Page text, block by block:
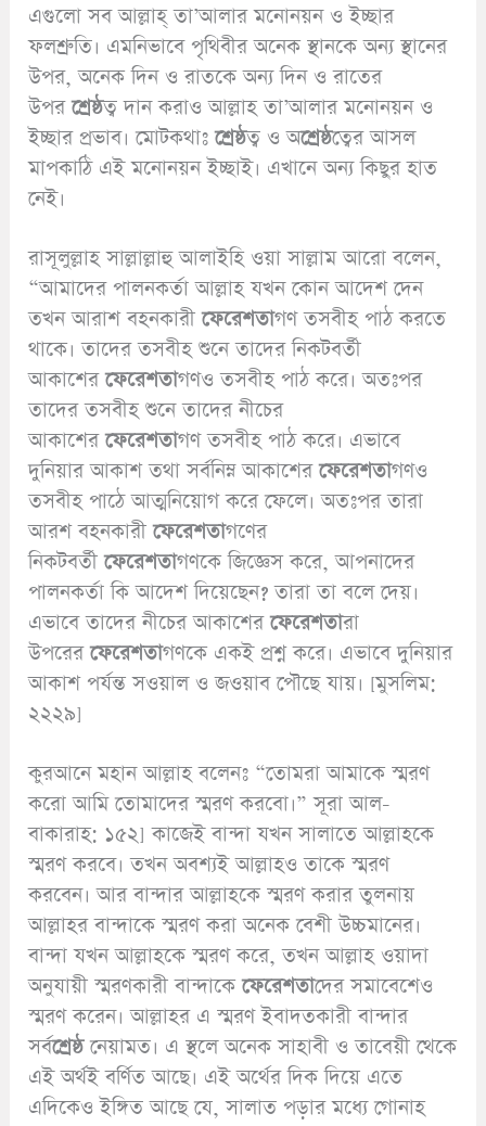
এগুলো সব আল্লাহ্ তা’আলার মনোনয়ন ও ইচ্ছার
ফলশ্রুতি। এমনিভাবে পৃথিবীর অনেক স্থানকে অন্য স্থানের
উপর, অনেক দিন ও রাতকে অন্য দিন ও রাতের
উপরশ্রেষ্ঠত্ব দান করাও আল্লাহ তা’আলার মনোনয়ন ও
ইচ্ছার প্রভাব। মোটকথাঃশ্রেষ্ঠত্ব ও অশ্রেষ্ঠত্বের আসল
মাপকাঠি এই মনোনয়ন ইচ্ছাই। এখানে অন্য কিছুর হাত
নেই।
রাসূলুল্লাহ সাল্লাল্লাহু আলাইহি ওয়া সাল্লাম আরো বলেন,
“আমাদের পালনকর্তা আল্লাহ যখন কোন আদেশ দেন
তখন আরাশ বহনকারীফেরেশতাগণ তসবীহ পাঠ করতে
থাকে। তাদের তসবীহ শুনে তাদের নিকটবর্তী
আকাশেরফেরেশতাগণও তসবীহ পাঠ করে। অতঃপর
তাদের তসবীহ শুনে তাদের নীচের
আকাশেরফেরেশতাগণ তসবীহ পাঠ করে। এভাবে
দুনিয়ার আকাশ তথা সর্বনিম্ন আকাশেরফেরেশতাগণও
তসবীহ পাঠে আত্মনিয়োগ করে ফেলে। অতঃপর তারা
আরশ বহনকারীফেরেশতাগণের
নিকটবর্তীফেরেশতাগণকে জিজ্ঞেস করে, আপনাদের
পালনকর্তা কি আদেশ দিয়েছেন? তারা তা বলে দেয়।
এভাবে তাদের নীচের আকাশেরফেরেশতারা
উপরেরফেরেশতাগণকে একই প্রশ্ন করে। এভাবে দুনিয়ার
আকাশ পর্যন্ত সওয়াল ও জওয়াব পৌছে যায়। [মুসলিম:
২২২৯]
কুরআনে মহান আল্লাহ বলেনঃ “তোমরা আমাকে স্মরণ
করো আমি তোমাদের স্মরণ করবো।” সূরা আল-
বাকারাহ: ১৫২] কাজেই বান্দা যখন সালাতে আল্লাহকে
স্মরণ করবে। তখন অবশ্যই আল্লাহও তাকে স্মরণ
করবেন। আর বান্দার আল্লাহকে স্মরণ করার তুলনায়
আল্লাহর বান্দাকে স্মরণ করা অনেক বেশী উচ্চমানের।
বান্দা যখন আল্লাহকে স্মরণ করে, তখন আল্লাহ ওয়াদা
অনুযায়ী স্মরণকারী বান্দাকেফেরেশতাদের সমাবেশেও
স্মরণ করেন। আল্লাহর এ স্মরণ ইবাদতকারী বান্দার
সর্বশ্রেষ্ঠনেয়ামত। এ স্থলে অনেক সাহাবী ও তাবেয়ী থেকে
এই অর্থই বর্ণিত আছে। এই অর্থের দিক দিয়ে এতে
এদিকেও ইঙ্গিত আছে যে, সালাত পড়ার মধ্যে গোনাহ